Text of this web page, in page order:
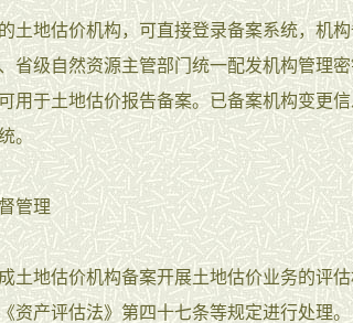
土地估价机构，可直接登录备案系统，机
省级自然资源主管部门统一配发机构管理
用于土地估价报告备案。已备案机构变更
。
管理
土地估价机构备案开展土地估价业务的评
资产评估法》第四十七条等规定进行处理。